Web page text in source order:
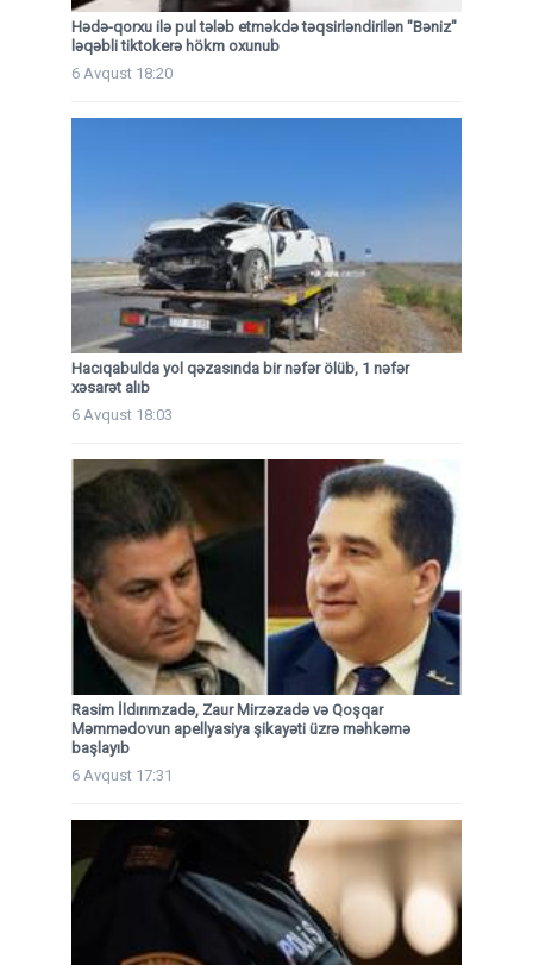
Hədə-qorxu ilə pul tələb etməkdə təqsirləndirilən "Bəniz"
ləqəbli tiktokerə hökm oxunub
6 Avqust 18:20
Hacıqabulda yol qəzasında bir nəfər ölüb, 1 nəfər
xəsarət alıb
6 Avqust 18:03
Rasim İldırımzadə, Zaur Mirzəzadə və Qoşqar
Məmmədovun apellyasiya şikayəti üzrə məhkəmə
başlayıb
6 Avqust 17:31